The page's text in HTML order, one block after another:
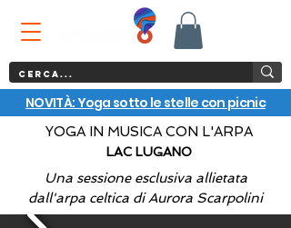
NOVITÀ: Yoga sotto le stelle con picnic
YOGA IN MUSICA CON L'ARPA
LAC LUGANO
Una sessione esclusiva allietata
dall'arpa celtica di Aurora Scarpolini